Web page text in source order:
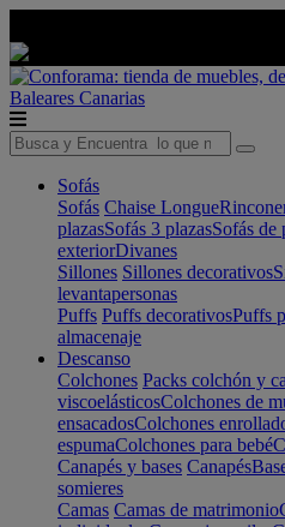
Baleares Canarias
Sofás
Sofás Chaise Longue
plazasSofás 3 plazasSofás de
exteriorDivanes
Sillones Sillones decorativos
levantapersonas
Puffs Puffs decorativosPuffs
almacenaje
Descanso
Colchones Packs colchón y
viscoelásticosColchones de
ensacadosColchones
espumaColchones para bebé
Canapés y bases Canapés
somieres
Camas Camas de matrimonio